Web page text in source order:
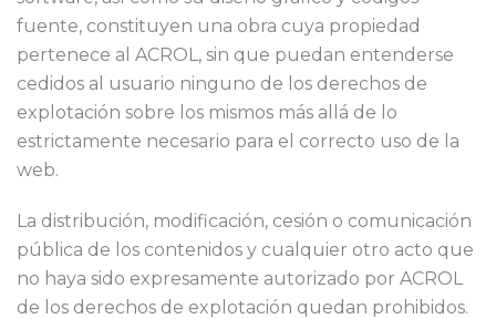
fuente, constituyen una obra cuya propiedad
pertenece al ACROL, sin que puedan entenderse
cedidos al usuario ninguno de los derechos de
explotación sobre los mismos más allá de lo
estrictamente necesario para el correcto uso de la
web.
La distribución, modificación, cesión o comunicación
pública de los contenidos y cualquier otro acto que
no haya sido expresamente autorizado por ACROL
de los derechos de explotación quedan prohibidos.